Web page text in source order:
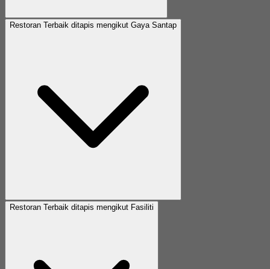
Restoran Terbaik ditapis mengikut Gaya Santap
Restoran Terbaik ditapis mengikut Fasiliti